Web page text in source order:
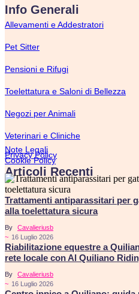
Info Generali
Allevamenti e Addestratori
Pet Sitter
Pensioni e Rifugi
Toelettatura e Saloni di Bellezza
Negozi per Animali
Veterinari e Cliniche
Note Legali
Privacy Policy
Cookie Policy
Articoli Recenti
Trattamenti antiparassitari per
alla toelettatura sicura
By
Cavalieriusb
~ 16 Luglio 2026
Riabilitazione equestre a
rete locale con Al Quiliano
By
Cavalieriusb
~ 16 Luglio 2026